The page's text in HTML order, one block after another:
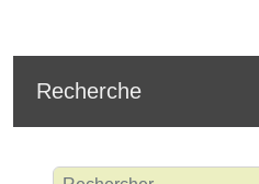
Recherche